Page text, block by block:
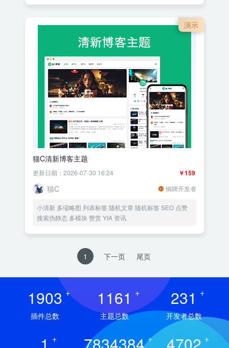
演示
猫C清新博客主题
￥159
更新日期：2026-07-30 16:24
猫C 铜牌开发者
小清新 多缩略图 列表标签 随机文章 随机标签 SEO 点赞
搜索伪静态 多模块 赞赏 YIA 资讯
1 下一页 尾页
1903 +
插件总数
1161 +
主题总数
231 +
开发者总数
1 + 7834384 + 4702 +